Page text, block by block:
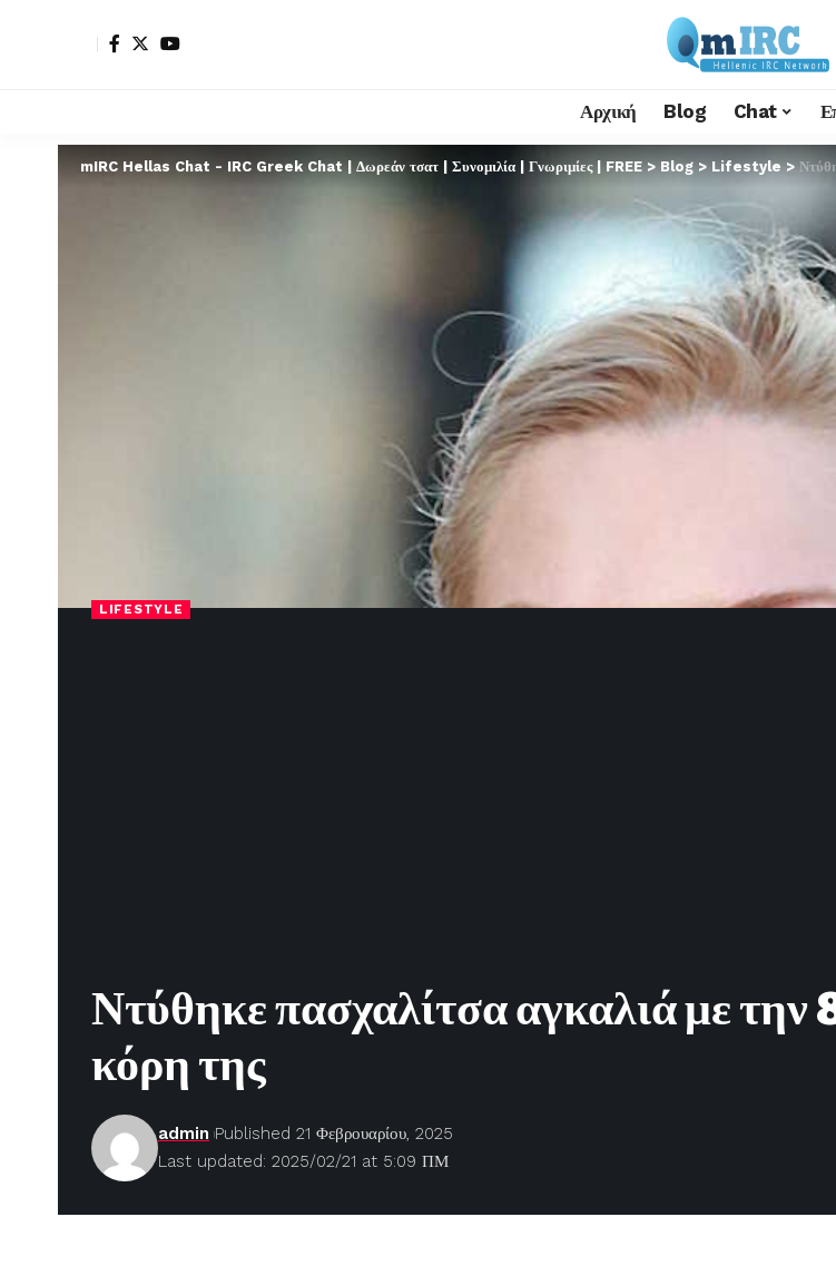
Αρχική Blog Chat
mIRC Hellas Chat - IRC Greek Chat | Δωρεάν τσατ | Συνομιλία | Γνωριμίες | FREE > Blog > Lifestyle >
LIFESTYLE
Ντύθηκε πασχαλίτσα αγκαλιά με την
κόρη της
Last updated: 2025/02/21 at 5:09 ΠΜ
admin Published 21 Φεβρουαρίου, 2025